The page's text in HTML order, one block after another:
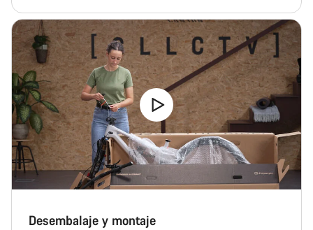
Desembalaje y montaje